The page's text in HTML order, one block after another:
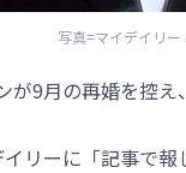
写真=マイデイリー
9月の再婚を控え
リーに「記事で